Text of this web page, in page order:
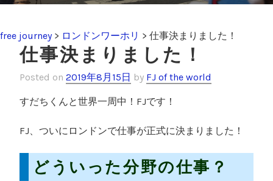
t
free journey> ロンドンワーホリ > 仕事決まりました！
仕事決まりました！
Posted on 2019年8月15日 by FJ of the world
すだちくんと世界一周中！FJです！
FJ、ついにロンドンで仕事が正式に決まりました！
どういった分野の仕事？